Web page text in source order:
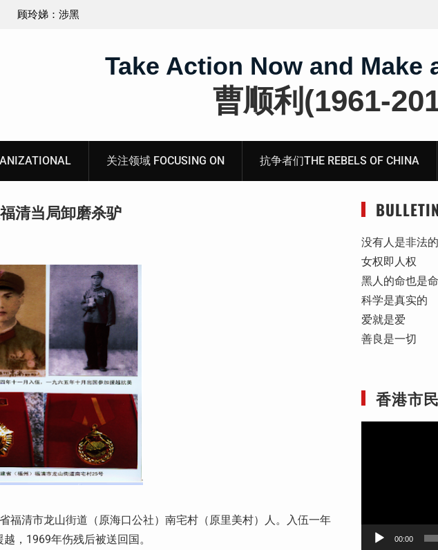
死人用的元宝，
Take Action Now and Make
曹顺利(1961-
关注领域 FOCUSING ON 抗争者们THE REBELS OF CHINA
清当局卸磨杀驴
福清市龙山街道（原海口公社）南宅村（原里美村）人。入伍一年
，1969年伤残后被送回国。
没有人是非法的
女权即人权
黑人的命也是命
科学是真实的
爱就是爱
善良是一切
香港市
00:00